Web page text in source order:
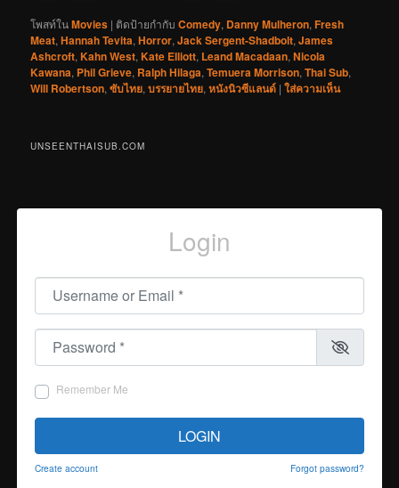
โพสท์ในMovies | ติดป้ายกำกับ Comedy, Danny Mulheron,Fresh
Meat,Hannah Tevita,Horror,Jack Sergent-Shadbolt,James
Ashcroft,Kahn West,Kate Elliott, Leand Macadaan,Nicola
Kawana, Phil Grieve, Ralph Hilaga,Temuera Morrison,Thai Sub,
Will Robertson,ซับไทย,บรรยายไทย,หนังนิวซีแลนด์ |ใส่ความเห็น
UNSEENTHAISUB.COM
Login
Username or Email
Password
Remember Me
LOGIN
Create account Forgot password?